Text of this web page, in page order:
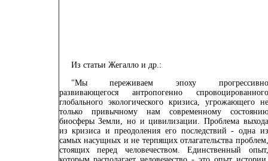
Из статьи Жегалло и др.:
"Мы переживаем эпоху прогрессивно
развивающегося антропогенно спровоцированного
глобального экологического кризиса, угрожающего не
только привычному нам современному состоянию
биосферы Земли, но и цивилизации. Проблема выхода
из кризиса и преодоления его последствий - одна из
самых насущных и не терпящих отлагательства проблем,
стоящих перед человечеством. Единственный опыт,